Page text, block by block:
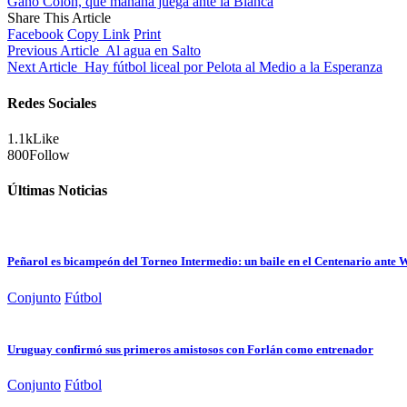
Share This Article
Facebook Copy Link Print
Previous Article Al agua en Salto
Next Article Hay fútbol liceal por Pelota al Medio a la Esperanza
Redes Sociales
1.1kLike
800Follow
Últimas Noticias
Peñarol es bicampeón del Torneo Intermedio: un baile en el Centenario ante
Conjunto Fútbol
Uruguay confirmó sus primeros amistosos con Forlán como entrenador
Conjunto Fútbol